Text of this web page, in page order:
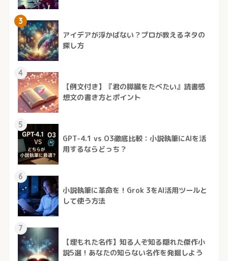
3
アイデアが浮かばない？プロが教えるネタの
探し方
4
【例文付き】『君の膵臓をたべたい』読書感
想文の書き方とポイント
5
GPT-4.1 vs O3徹底比較：小説執筆にAIを活
用するならどっち？
6
小説執筆に革命を！Grok 3をAI活用ツールと
して使う方法
7
【埋もれた名作】知る人ぞ知る隠れた傑作小
説5選！あなたの知らない名作を発掘しよう